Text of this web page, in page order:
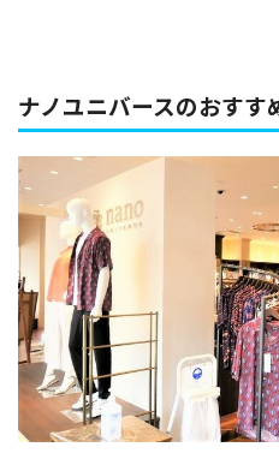
ナノユニバースのおすす